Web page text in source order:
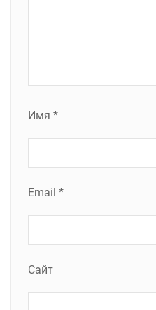
Имя *
Email *
Сайт